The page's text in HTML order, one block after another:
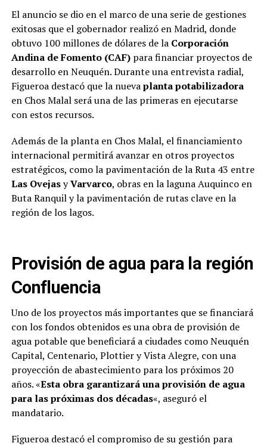
El anuncio se dio en el marco de una serie de gestiones
exitosas que el gobernador realizó en Madrid, donde
obtuvo 100 millones de dólares de la Corporación
Andina de Fomento (CAF)para financiar proyectos de
desarrollo en Neuquén. Durante una entrevista radial,
Figueroa destacó que la nuevaplanta potabilizadora
en Chos Malal será una de las primeras en ejecutarse
con estos recursos.
Además de la planta en Chos Malal, el financiamiento
internacional permitirá avanzar en otros proyectos
estratégicos, como la pavimentación de la Ruta 43 entre
Las OvejasyVarvarco, obras en la laguna Auquinco en
Buta Ranquil y la pavimentación de rutas clave en la
región de los lagos.
Provisión de agua para la región
Confluencia
Uno de los proyectos más importantes que se financiará
con los fondos obtenidos es una obra de provisión de
agua potable que beneficiará a ciudades como Neuquén
Capital, Centenario, Plottier y Vista Alegre, con una
proyección de abastecimiento para los próximos 20
años. «Esta obra garantizará una provisión de agua
para las próximas dos décadas«, aseguró el
mandatario.
Figueroa destacó el compromiso de su gestión para